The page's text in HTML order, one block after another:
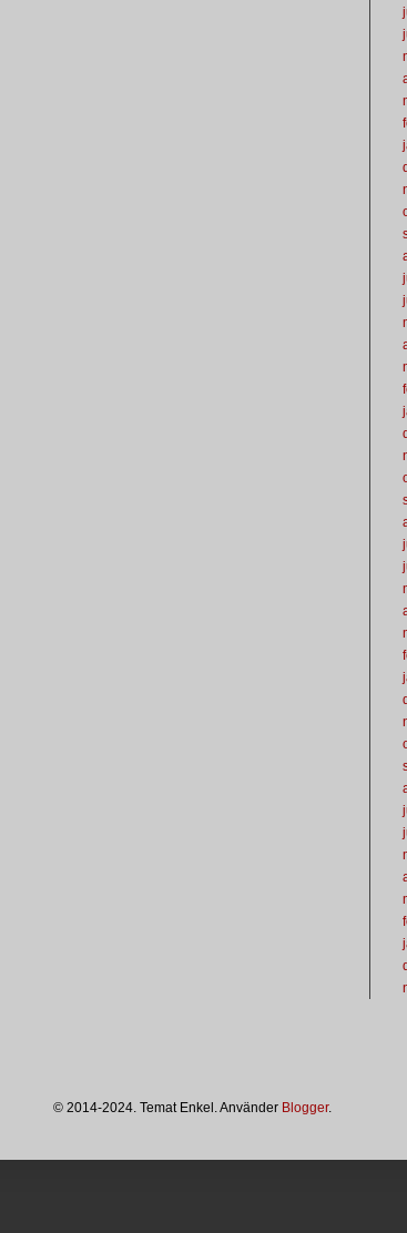
© 2014-2024. Temat Enkel. Använder Blogger.